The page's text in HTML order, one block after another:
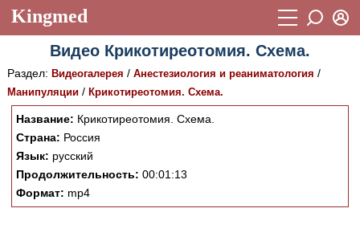
Kingmed
Учебный материал
Видеогалерея
Фотогалерея (1906)
Истории болезней
Лекции и презентации 2474
Аккредитационные тесты
Пароль
Восстановить пароль
Регистрация
Вход
Видео Крикотиреотомия. Схема.
Раздел: Видеогалерея / Анестезиология и реаниматология /
Манипуляции/ Крикотиреотомия. Схема.
Название: Крикотиреотомия. Схема.
Страна: Россия
Язык: русский
Продолжительность: 00:01:13
Формат: mp4